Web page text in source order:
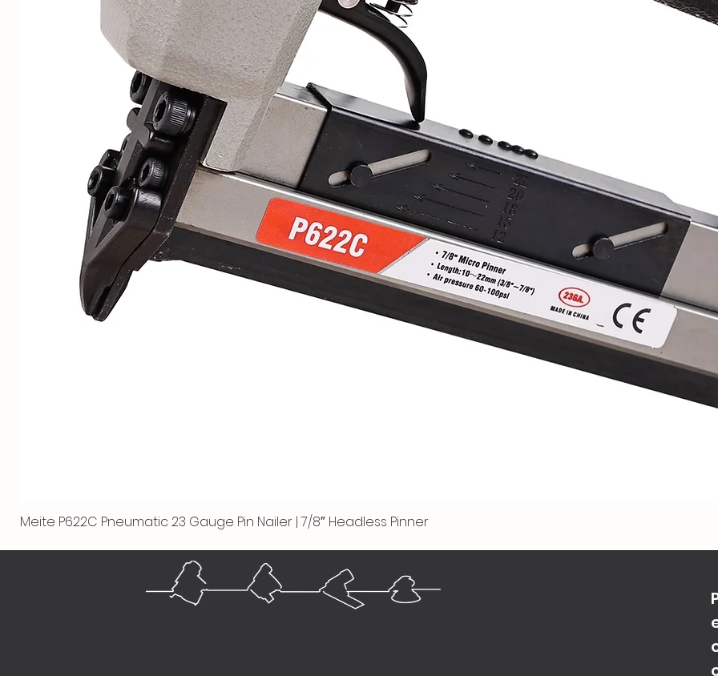
Meite P622C Pneumatic 23 Gauge Pin Nailer | 7/8″ Headless Pinner